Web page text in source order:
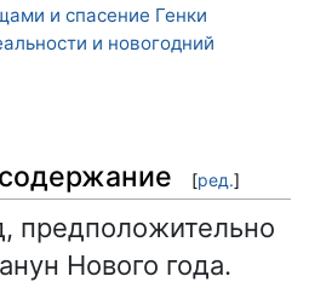
и спасение Генки
и новогодний
[ред.]
предположительно
Нового года.